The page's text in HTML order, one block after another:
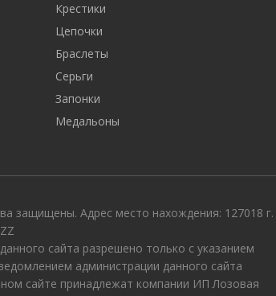
Крестики
Цепочки
Браслеты
Серьги
Запонки
Медальоны
защищены. Адрес место нахождения: 127018 г.
сайта разрешено только с указанием
администрации данного сайта
сайте принадлежат компании ИП Лозовая